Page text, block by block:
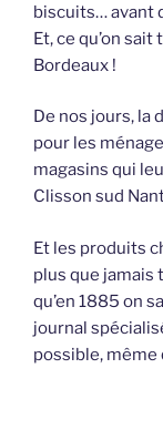
biscuits… avant
Et, ce qu’on
Bordeaux !
De nos jours, la
pour les
magasins qui
Clisson sud
Et les produits
plus que jamais
qu’en 1885 on
journal
possible, même